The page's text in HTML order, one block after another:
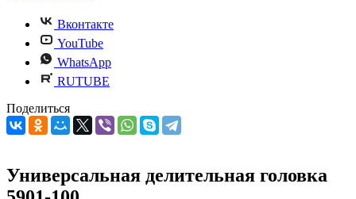
Вконтакте
YouTube
WhatsApp
RUTUBE
Поделиться
Универсальная делительная головка